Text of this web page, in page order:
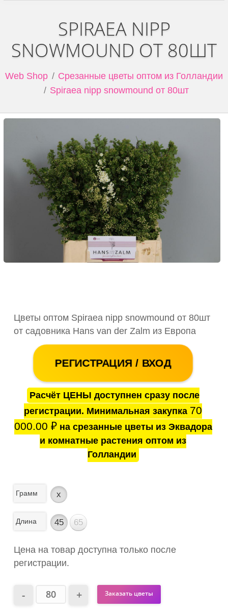
SPIRAEA NIPP
SNOWMOUND ОТ 80ШТ
Web Shop
Срезанные цветы оптом из Голландии
Spiraea nipp snowmound от 80шт
Цветы оптом Spiraea nipp snowmound от 80шт
от садовника Hans van der Zalm из Европа
РЕГИСТРАЦИЯ / ВХОД
Расчёт ЦЕНЫ доступнен сразу после
регистрации. Минимальная закупка 70
000.00 ₽на срезанные цветы из Эквадора
и комнатные растения оптом из
Голландии
Грамм x
Длина 45 65
Цена на товар доступна только после
регистрации.
Заказать цветы